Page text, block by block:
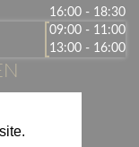
16:00 - 18:30
09:00 - 11:00
13:00 - 16:00